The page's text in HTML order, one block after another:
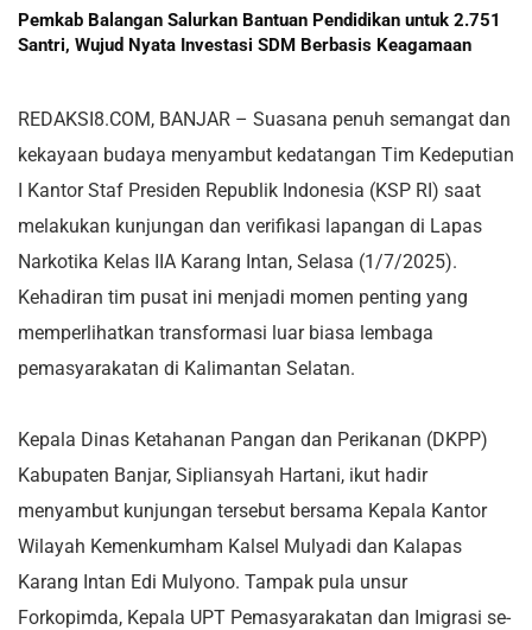
Pemkab Balangan Salurkan Bantuan Pendidikan untuk 2.751
Santri, Wujud Nyata Investasi SDM Berbasis Keagamaan
REDAKSI8.COM, BANJAR – Suasana penuh semangat dan
kekayaan budaya menyambut kedatangan Tim Kedeputian
I Kantor Staf Presiden Republik Indonesia (KSP RI) saat
melakukan kunjungan dan verifikasi lapangan di Lapas
Narkotika Kelas IIA Karang Intan, Selasa (1/7/2025).
Kehadiran tim pusat ini menjadi momen penting yang
memperlihatkan transformasi luar biasa lembaga
pemasyarakatan di Kalimantan Selatan.
Kepala Dinas Ketahanan Pangan dan Perikanan (DKPP)
Kabupaten Banjar, Sipliansyah Hartani, ikut hadir
menyambut kunjungan tersebut bersama Kepala Kantor
Wilayah Kemenkumham Kalsel Mulyadi dan Kalapas
Karang Intan Edi Mulyono. Tampak pula unsur
Forkopimda, Kepala UPT Pemasyarakatan dan Imigrasi se-